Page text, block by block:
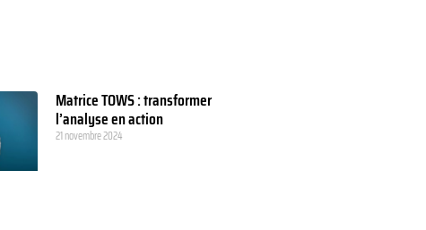
Matrice TOWS : transformer
l’analyse en action
21 novembre 2024